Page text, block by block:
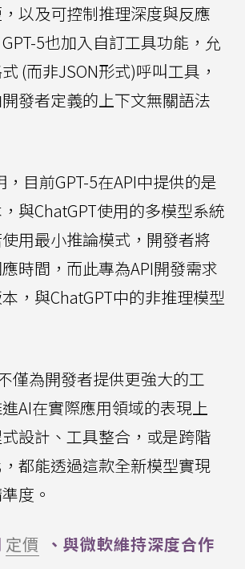
以及可控制推理深度與反應
5也加入自訂工具功能，允
(而非JSON形式)呼叫工具，
發者定義的上下文無關語法
目前GPT-5在API中提供的是
與ChatGPT使用的多模型系統
用最小推論模式，開發者將
時間，而此專為API開發需求
，與ChatGPT中的非推理模型
僅為開發者提供更強大的工
AI在實際應用領域的表現上
設計、工具整合，或是跨階
都能透過這款全新模型實現
度。
定價 、與微軟維持深度合作